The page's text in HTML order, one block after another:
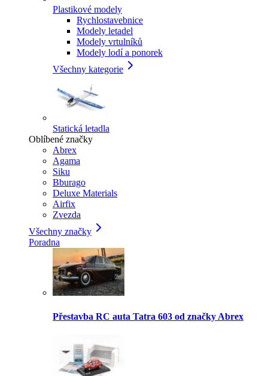
Plastikové modely
Rychlostavebnice
Modely letadel
Modely vrtulníků
Modely lodí a ponorek
Všechny kategorie
Statická letadla
Oblíbené značky
Abrex
Agama
Siku
Bburago
Deluxe Materials
Airfix
Zvezda
Všechny značky
Poradna
Přestavba RC auta Tatra 603 od značky Abrex